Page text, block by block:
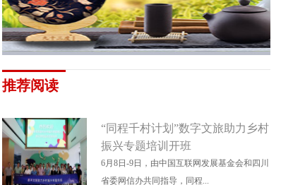
推荐阅读
“同程千村计划”数字文旅助力乡村
振兴专题培训开班
6月8日-9日，由中国互联网发展基金会和四川
省委网信办共同指导，同程...